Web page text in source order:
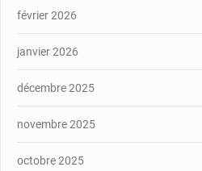
février 2026
janvier 2026
décembre 2025
novembre 2025
octobre 2025